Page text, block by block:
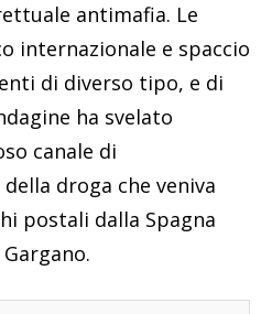
antimafia. Le
internazionale e spaccio
di diverso tipo, e di
ha svelato
canale di
droga che veniva
postali dalla Spagna